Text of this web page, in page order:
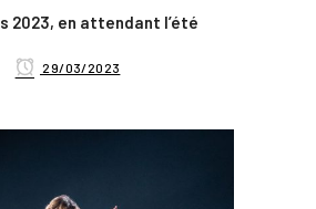
2023, en attendant l’été
29/03/2023